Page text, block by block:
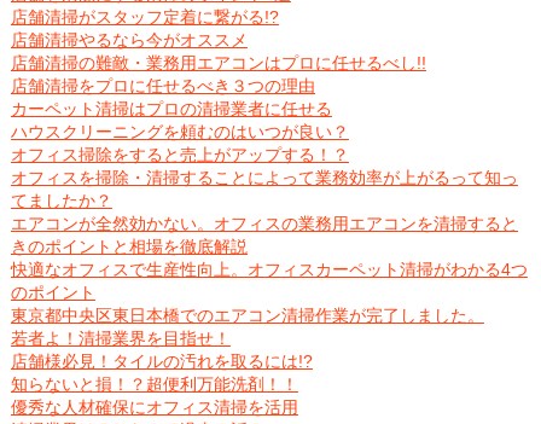
店舗清掃がスタッフ定着に繋がる!?
店舗清掃やるなら今がオススメ
店舗清掃の難敵・業務用エアコンはプロに任せるべし!!
店舗清掃をプロに任せるべき３つの理由
カーペット清掃はプロの清掃業者に任せる
ハウスクリーニングを頼むのはいつが良い？
オフィス掃除をすると売上がアップする！？
オフィスを掃除・清掃することによって業務効率が上がるって知っ
てましたか？
エアコンが全然効かない。オフィスの業務用エアコンを清掃すると
きのポイントと相場を徹底解説
快適なオフィスで生産性向上。オフィスカーペット清掃がわかる4つ
のポイント
東京都中央区東日本橋でのエアコン清掃作業が完了しました。
若者よ！清掃業界を目指せ！
店舗様必見！タイルの汚れを取るには!?
知らないと損！？超便利万能洗剤！！
優秀な人材確保にオフィス清掃を活用